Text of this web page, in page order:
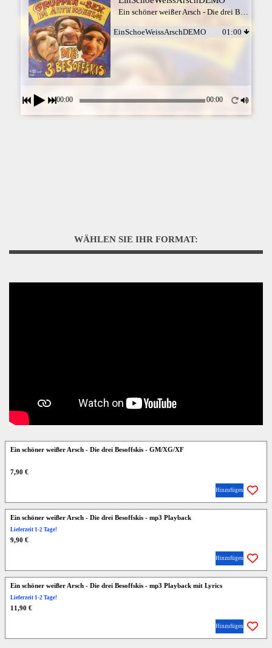
EinSchoeWeissArschDEMO 01:00
00:00 00:00
WÄHLEN SIE IHR FORMAT:
Ein schöner weißer Arsch - Die drei Besoffskis - GM/XG/XF
7,90 €
Hinzufügen
Ein schöner weißer Arsch - Die drei Besoffskis - mp3 Playback
Lieferzeit 1-2 Tage!
9,90 €
Hinzufügen
Ein schöner weißer Arsch - Die drei Besoffskis - mp3 Playback mit Lyrics
Lieferzeit 1-2 Tage!
11,90 €
Hinzufügen